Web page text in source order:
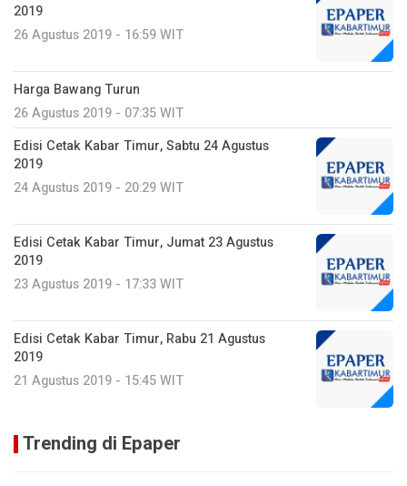
2019
26 Agustus 2019 - 16:59 WIT
Harga Bawang Turun
26 Agustus 2019 - 07:35 WIT
Edisi Cetak Kabar Timur, Sabtu 24 Agustus
2019
24 Agustus 2019 - 20:29 WIT
Edisi Cetak Kabar Timur, Jumat 23 Agustus
2019
23 Agustus 2019 - 17:33 WIT
Edisi Cetak Kabar Timur, Rabu 21 Agustus
2019
21 Agustus 2019 - 15:45 WIT
Trending di Epaper